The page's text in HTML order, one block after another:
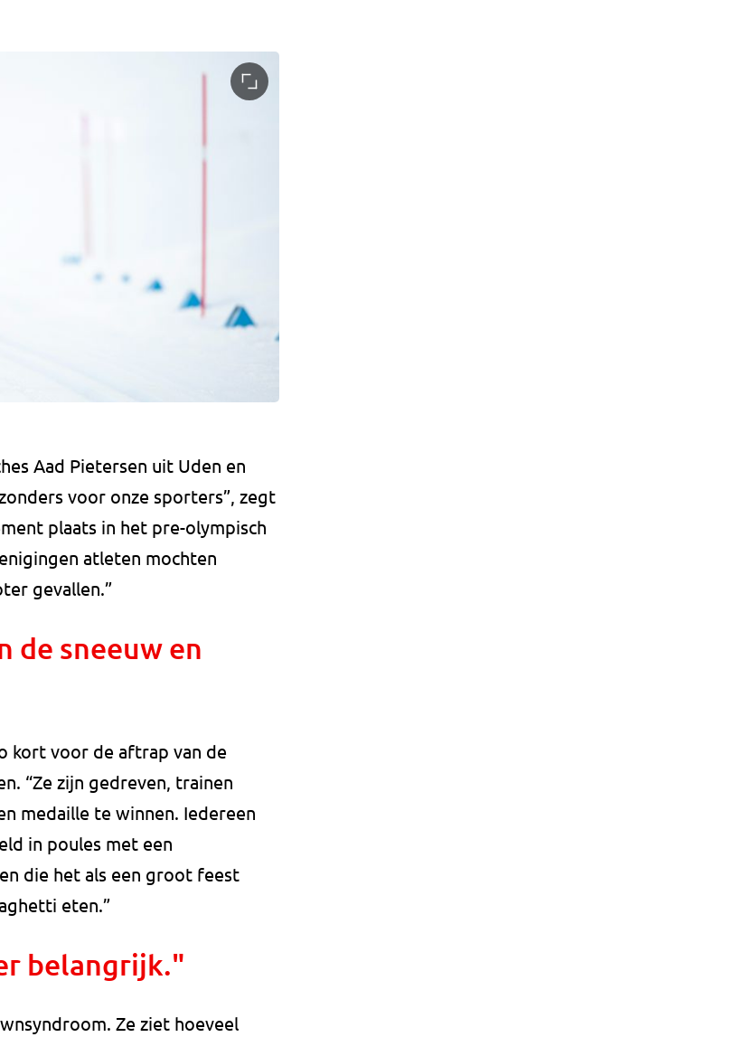
Aad Pietersen uit Uden en
voor onze sporters”, zegt
plaats in het pre-olympisch
atleten mochten
gevallen.”
de sneeuw en
kort voor de aftrap van de
“Ze zijn gedreven, trainen
medaille te winnen. Iedereen
in poules met een
die het als een groot feest
eten.”
belangrijk."
Ze ziet hoeveel